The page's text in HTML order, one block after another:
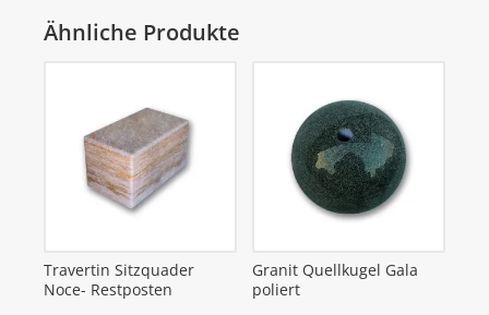
Ähnliche Produkte
Travertin Sitzquader
Noce- Restposten
Granit Quellkugel Gala
poliert